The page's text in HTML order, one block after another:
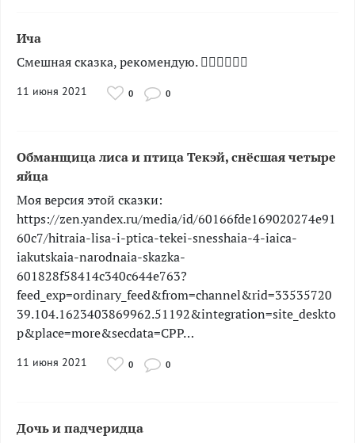
Ича
Смешная сказка, рекомендую. 👍🏻👍🏻👍🏻
11 июня 2021 0 0
Обманщица лиса и птица Текэй, снёсшая четыре
яйца
Моя версия этой сказки:
https://zen.yandex.ru/media/id/60166fde169020274e91
60c7/hitraia-lisa-i-ptica-tekei-snesshaia-4-iaica-
iakutskaia-narodnaia-skazka-
601828f58414c340c644e763?
feed_exp=ordinary_feed&from=channel&rid=33535720
39.104.1623403869962.51192&integration=site_deskto
p&place=more&secdata=CPP…
11 июня 2021 0 0
Дочь и падчеридца